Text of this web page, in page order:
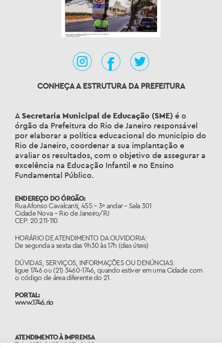
CONHEÇA A ESTRUTURA DA PREFEITURA
A Secretaria Municipal de Educação (SME) é o
órgão da Prefeitura do Rio de Janeiro responsável
por elaborar a política educacional do município do
Rio de Janeiro, coordenar a sua implantação e
avaliar os resultados, com o objetivo de assegurar a
excelência na Educação Infantil e no Ensino
Fundamental Público.
ENDEREÇO DO ÓRGÃO:
Rua Afonso Cavalcanti, 455 – 3º andar – Sala 301
Cidade Nova – Rio de Janeiro/RJ
CEP: 20.211-110
HORÁRIO DE ATENDIMENTO DA OUVIDORIA:
De segunda a sexta das 9h30 às 17h (dias úteis)
DÚVIDAS, SERVIÇOS, INFORMAÇÕES OU DENÚNCIAS:
ligue 1746 ou (21) 3460-1746, quando estiver em uma Cidade com
o código de área diferente do 21.
PORTAL:
www.1746.rio
ATENDIMENTO À IMPRENSA
Tels: 2976-2485 | 2976-2498